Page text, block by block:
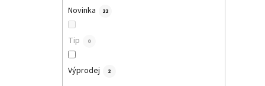
Novinka 22
Tip 0
Výprodej 2